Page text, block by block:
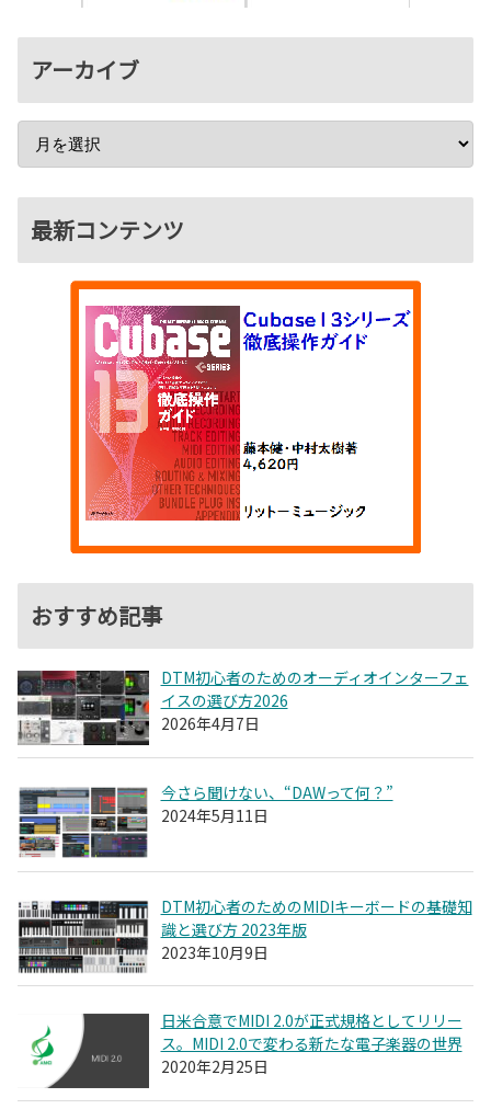
アーカイブ
最新コンテンツ
おすすめ記事
DTM初心者のためのオーディオインターフェ
イスの選び方2026
2026年4月7日
今さら聞けない、“DAWって何？”
2024年5月11日
DTM初心者のためのMIDIキーボードの基礎知
識と選び方 2023年版
2023年10月9日
日米合意でMIDI 2.0が正式規格としてリリー
ス。MIDI 2.0で変わる新たな電子楽器の世界
2020年2月25日